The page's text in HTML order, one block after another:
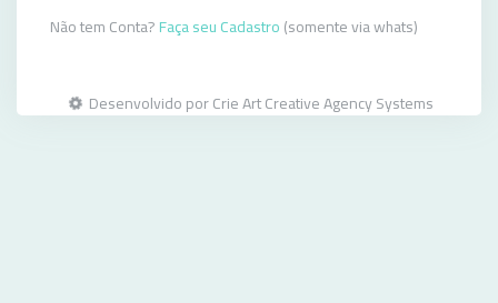
Não tem Conta?Faça seu Cadastro(somente via whats)
Desenvolvido por Crie Art Creative Agency Systems